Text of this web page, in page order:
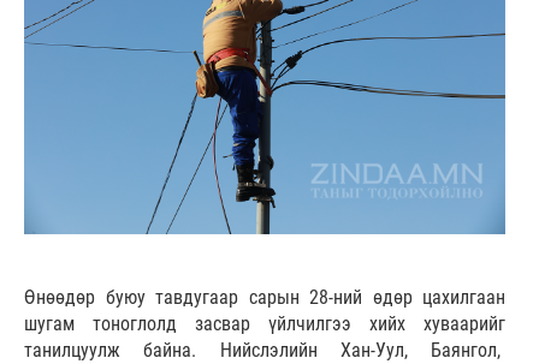
Өнөөдөр буюу тавдугаар сарын 28-ний өдөр цахилгаан
шугам тоноглолд засвар үйлчилгээ хийх хуваарийг
танилцуулж байна. Нийслэлийн Хан-Уул, Баянгол,